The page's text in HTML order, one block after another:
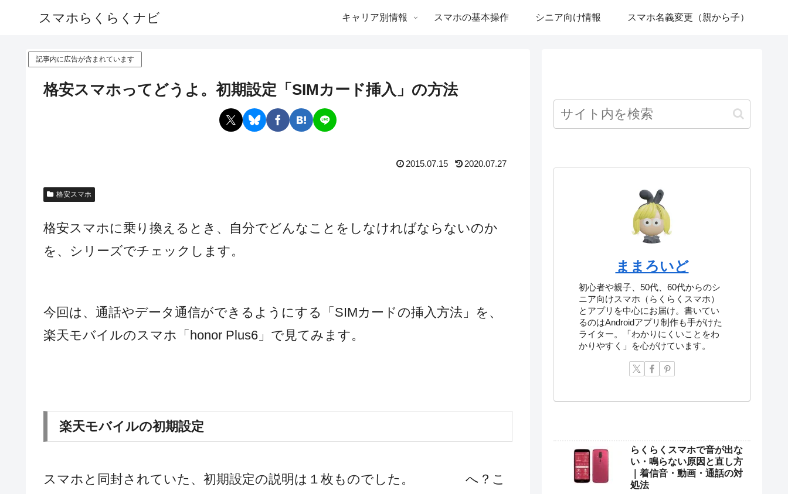
スマホらくらくナビ キャリア別情報 スマホの基本操作 シニア向け情報 スマホ名義変更（親から子）
記事内に広告が含まれています
格安スマホってどうよ。初期設定「SIMカード挿入」の方法
2015.07.15 2020.07.27
格安スマホ
格安スマホに乗り換えるとき、自分でどんなことをしなければならないのか
を、シリーズでチェックします。
今回は、通話やデータ通信ができるようにする「SIMカードの挿入方法」を、
楽天モバイルのスマホ「honor Plus6」で見てみます。
楽天モバイルの初期設定
スマホと同封されていた、初期設定の説明は１枚ものでした。 へ？こ
初心者や親子、50代、60代からのシ
ニア向けスマホ（らくらくスマホ）
とアプリを中心にお届け。書いてい
るのはAndroidアプリ制作も手がけた